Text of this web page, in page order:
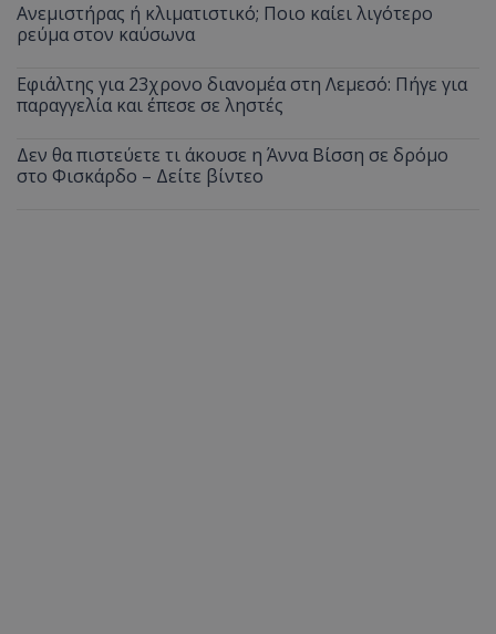
Ανεμιστήρας ή κλιματιστικό; Ποιο καίει λιγότερο
ρεύμα στον καύσωνα
Εφιάλτης για 23χρονο διανομέα στη Λεμεσό: Πήγε για
παραγγελία και έπεσε σε ληστές
Δεν θα πιστεύετε τι άκουσε η Άννα Βίσση σε δρόμο
στο Φισκάρδο – Δείτε βίντεο